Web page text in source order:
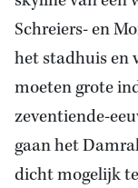
Schreiers- en
hetstadhuis en
moeten grote
zeventiende-
gaan het
dicht mogelijk